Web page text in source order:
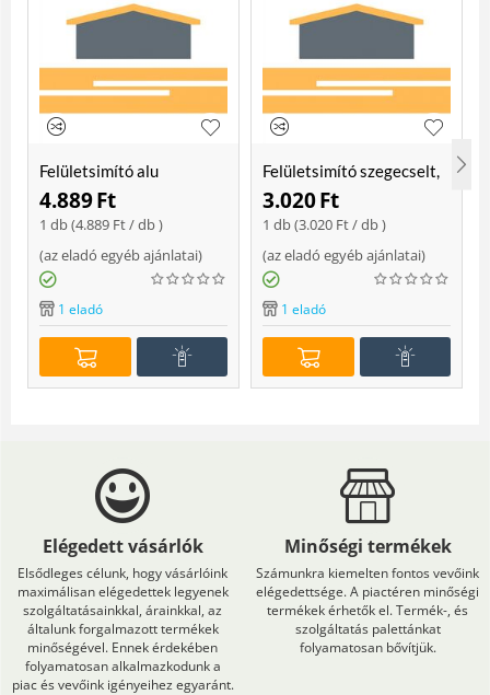
Felületsimító alu
erősített, rome 400 mm
Soft
4.889Ft
1 db (4.889 Ft/ db )
(az eladó egyéb ajánlatai)
1 eladó
Felületsimító szegecselt,
rome 400mm
3.020Ft
1 db (3.020 Ft/ db )
(az eladó egyéb ajánlatai)
1 eladó
Elégedett vásárlók
Elsődleges célunk, hogy vásárlóink
maximálisan elégedettek legyenek
szolgáltatásainkkal, árainkkal, az
általunk forgalmazott termékek
minőségével. Ennek érdekében
folyamatosan alkalmazkodunk a
piac és vevőink igényeihez egyaránt.
Minőségi termékek
Számunkra kiemelten fontos vevőink
elégedettsége. A piactéren minőségi
termékek érhetők el. Termék-, és
szolgáltatás palettánkat
folyamatosan bővítjük.